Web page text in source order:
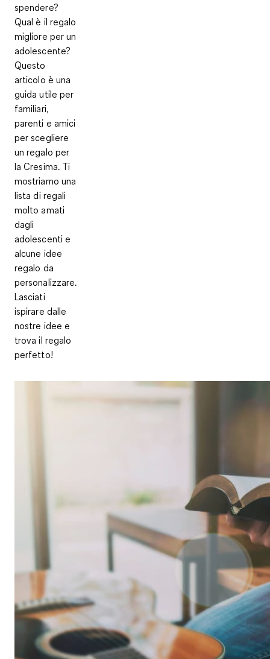
spendere?
Qual è il regalo
migliore per un
adolescente?
Questo
articolo è una
guida utile per
familiari,
parenti e amici
per scegliere
un regalo per
la Cresima. Ti
mostriamo una
lista di regali
molto amati
dagli
adolescenti e
alcune idee
regalo da
personalizzare.
Lasciati
ispirare dalle
nostre idee e
trova il regalo
perfetto!